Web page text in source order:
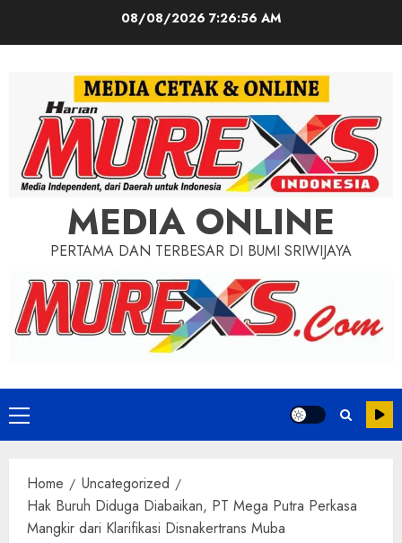
08/08/20267:26:57 AM
MEDIA ONLINE
PERTAMA DAN TERBESAR DI BUMI SRIWIJAYA
Primary
Menu
Home
Uncategorized
Hak Buruh Diduga Diabaikan, PT Mega Putra Perkasa
Mangkir dari Klarifikasi Disnakertrans Muba